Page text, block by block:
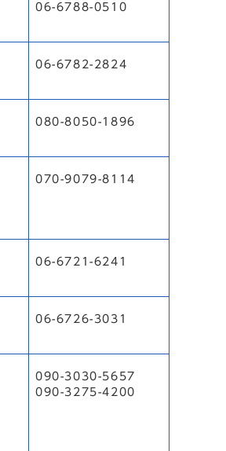
06-6788-0510
06-6782-2824
080-8050-1896
070-9079-8114
06-6721-6241
06-6726-3031
090-3030-5657
090-3275-4200